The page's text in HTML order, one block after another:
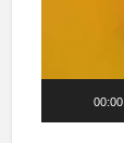
00:00